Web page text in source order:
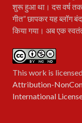
शुरू हुआ था। दस वर्ष
गीत” छापकर यह ब्लॉग
किया गया। अब एक
This work is
Attribution-
International